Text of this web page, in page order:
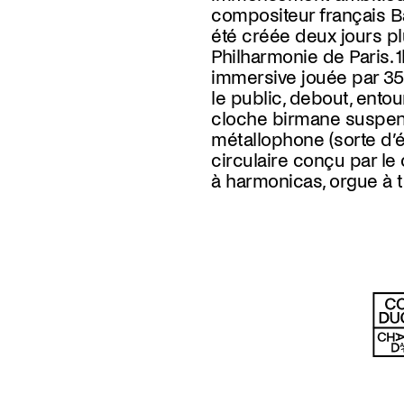
compositeur français
été créée deux jours
Philharmonie de Paris.
immersive jouée par
le public, debout,
cloche birmane
métallophone (sorte
circulaire conçu par le
à harmonicas, orgue à
flottante et pulsée à la
filigrane : sans
peut-elle revendiquer la
les corps en transe ?
nos énergies, en